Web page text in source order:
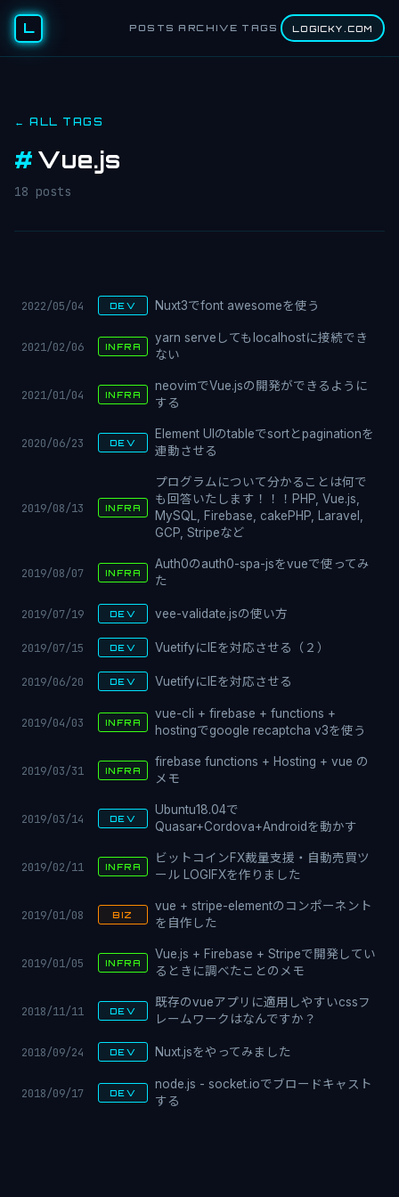
L POSTS ARCHIVE TAGS LOGICKY.COM
← ALL TAGS
# Vue.js
18 posts
2022/05/04 DEV Nuxt3でfont awesomeを使う
2021/02/06 INFRA
yarn serveしてもlocalhostに接続でき
ない
2021/01/04 INFRA
neovimでVue.jsの開発ができるように
する
2020/06/23 DEV
Element UIのtableでsortとpaginationを
連動させる
2019/08/13 INFRA
プログラムについて分かることは何で
も回答いたします！！！PHP, Vue.js,
MySQL, Firebase, cakePHP, Laravel,
GCP, Stripeなど
2019/08/07 INFRA
Auth0のauth0-spa-jsをvueで使ってみ
た
2019/07/19 DEV vee-validate.jsの使い方
2019/07/15 DEV VuetifyにIEを対応させる（２）
2019/06/20 DEV VuetifyにIEを対応させる
2019/04/03 INFRA
vue-cli + firebase + functions +
hostingでgoogle recaptcha v3を使う
2019/03/31 INFRA
firebase functions + Hosting + vue の
メモ
2019/03/14 DEV
Ubuntu18.04で
Quasar+Cordova+Androidを動かす
2019/02/11 INFRA
ビットコインFX裁量支援・自動売買ツ
ール LOGIFXを作りました
2019/01/08 BIZ
vue + stripe-elementのコンポーネント
を自作した
2019/01/05 INFRA
Vue.js + Firebase + Stripeで開発してい
るときに調べたことのメモ
2018/11/11 DEV
既存のvueアプリに適用しやすいcssフ
レームワークはなんですか？
2018/09/24 DEV Nuxt.jsをやってみました
2018/09/17 DEV
node.js - socket.ioでブロードキャスト
する